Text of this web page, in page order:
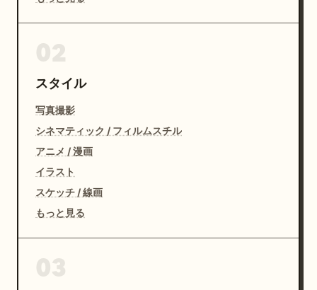
スタイル
写真撮影
シネマティック / フィルムスチル
アニメ / 漫画
イラスト
スケッチ / 線画
もっと見る